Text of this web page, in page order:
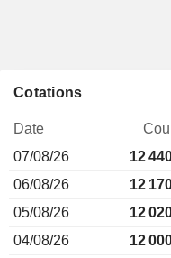
Cotations
Date
07/08/26
12
06/08/26
12
05/08/26
12
04/08/26
12